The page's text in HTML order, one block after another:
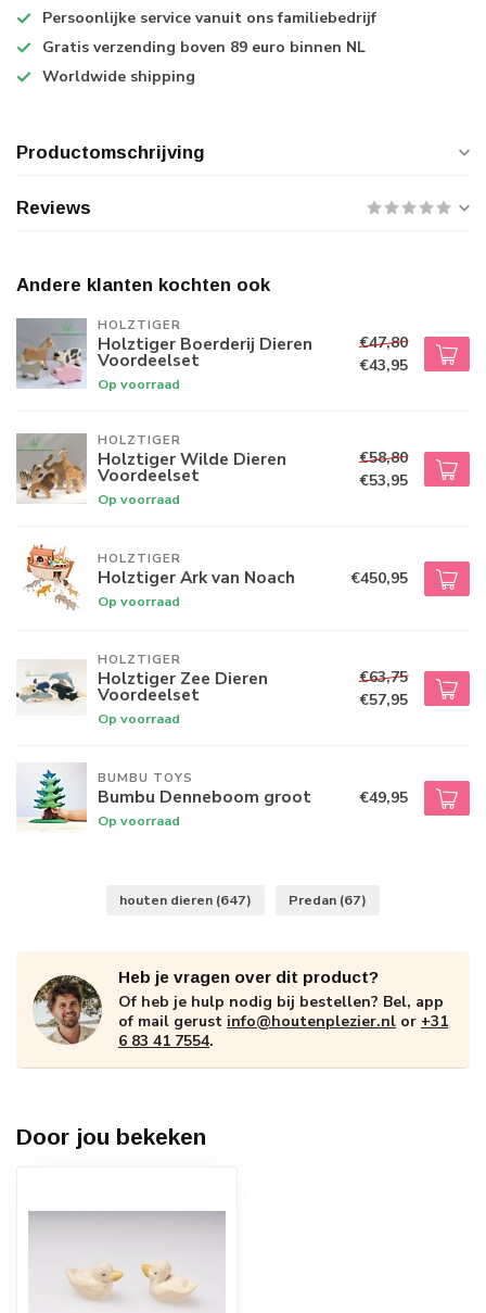
Persoonlijke service vanuit ons familiebedrijf
Gratis verzending boven 89 euro binnen NL
Worldwide shipping
Productomschrijving
Reviews
Andere klanten kochten ook
HOLZTIGER
Holztiger Boerderij Dieren
Voordeelset
Op voorraad
€47,80
€43,95
HOLZTIGER
Holztiger Wilde Dieren
Voordeelset
Op voorraad
€58,80
€53,95
HOLZTIGER
Holztiger Ark van Noach
Op voorraad
€450,95
HOLZTIGER
Holztiger Zee Dieren
Voordeelset
Op voorraad
€63,75
€57,95
BUMBU TOYS
Bumbu Denneboom groot
Op voorraad
€49,95
houten dieren (647) Predan (67)
Heb je vragen over dit product?
Of heb je hulp nodig bij bestellen? Bel, app
of mail gerust info@houtenplezier.nl or +31
6 83 41 7554.
Door jou bekeken